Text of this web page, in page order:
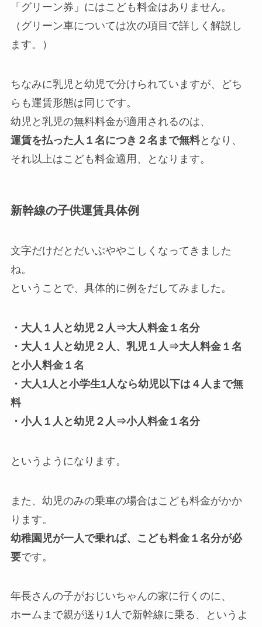
「グリーン券」にはこども料金はありません。
（グリーン車については次の項目で詳しく解説し
ます。）
ちなみに乳児と幼児で分けられていますが、どち
らも運賃形態は同じです。
幼児と乳児の無料料金が適用されるのは、
運賃を払った人１名につき２名まで無料となり、
それ以上はこども料金適用、となります。
新幹線の子供運賃具体例
文字だけだとだいぶややこしくなってきました
ね。
ということで、具体的に例をだしてみました。
・大人１人と幼児２人⇒大人料金１名分
・大人１人と幼児２人、乳児１人⇒大人料金１名
と小人料金１名
・大人1人と小学生1人なら幼児以下は４人まで無
料
・小人１人と幼児２人⇒小人料金１名分
というようになります。
また、幼児のみの乗車の場合はこども料金がかか
ります。
幼稚園児が一人で乗れば、こども料金１名分が必
要です。
年長さんの子がおじいちゃんの家に行くのに、
ホームまで親が送り1人で新幹線に乗る、というよ